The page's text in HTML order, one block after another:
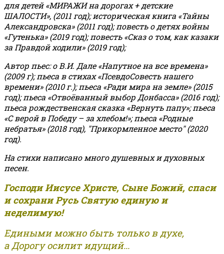
для детей «МИРАЖИ на дорогах + детские
ШАЛОСТИ», (2011 год); историческая книга «Тайны
Александровска» (2011 год); повесть о детях войны
«Гутенька» (2019 год); повесть «Сказ о том, как казаки
за Правдой ходили» (2019 год);
Автор пьес: о В.И. Дале «Напутное на все времена»
(2009 г); пьеса в стихах «ПсевдоСовесть нашего
времени» (2010 г.); пьеса «Ради мира на земле» (2015
год); пьеса «Отвоёванный выбор Донбасса» (2016 год);
пьеса рождественская сказка «Вернуть папу»; пьеса
«С верой в Победу – за хлебом!»;пьеса «Родные
небратья» (2018 год), "Прикормленное место" (2020
год).
На стихи написано много душевных и духовных
песен.
Господи Иисусе Христе, Сыне Божий, спаси
и сохрани Русь Святую единую и
неделимую!
Едиными можно быть только в духе,
а Дорогу осилит идущий...